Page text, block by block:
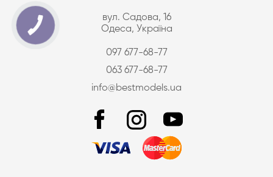
вул. Садова, 16
Одеса, Україна
097 677-68-77
063 677-68-77
info@bestmodels.ua